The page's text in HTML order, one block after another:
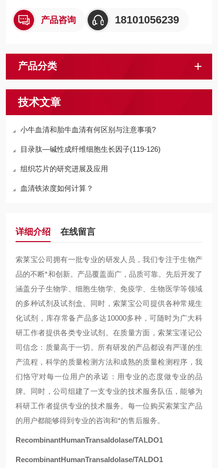
产品咨询 18101056239
产品分类
技术文章
小牛血清和胎牛血清有何区别与注意事项?
目录肽—碱性成纤维细胞生长因子(119-126)
组织芯片的研究进展及应用
血清铁浓度如何计算？
详细介绍 在线留言
索莱宝公司拥有一批专业的研发人员，我们专注于生物产
品的不断*和创新。产品覆盖面广，品质可靠。先后开发了
涵盖分子生物学、细胞生物学、免疫学、生物医学等领域
的多种试剂及试剂盒。同时，索莱宝公司提供各种常规生
化试剂，库存常备产品多达10000多种，可随时为广大科
研工作者提供各类专业试剂。在质量方面，索莱宝谨记公
司信念：质量高于一切。所有研发的产品都设有严谨的生
产流程，科学的质量检测方法和成熟的质量检测程序，我
们恪守对每一位用户的承诺：用专业的态度做专业的品
牌。同时，公司组建了一支专业的技术服务队伍，能够为
科研工作者提供专业的技术服务。每一位购买索莱宝产品
的用户都能够得到专业的咨询和*的售后服务。
RecombinantHumanTransaldolase/TALDO1
RecombinantHumanTransaldolase/TALDO1